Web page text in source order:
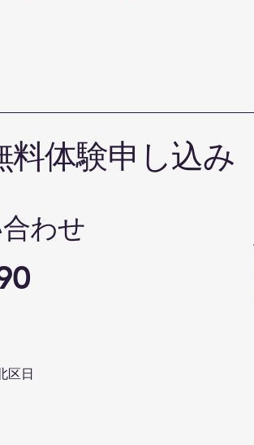
体験申し込み
わせ
区日